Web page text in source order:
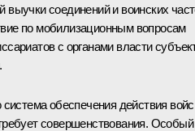
соединений и воинских
по мобилизационным вопросам
с органами власти
обеспечения действия
совершенствования. Особый